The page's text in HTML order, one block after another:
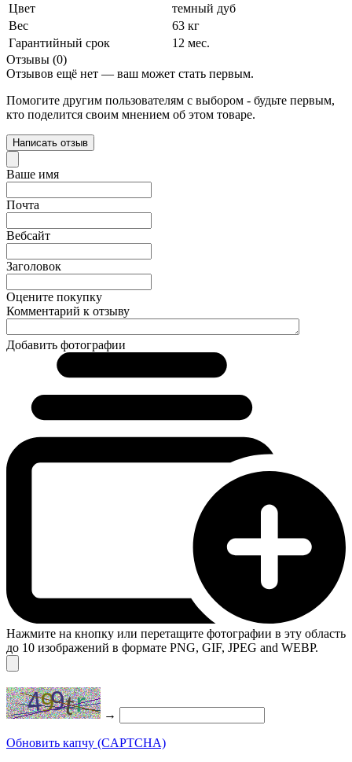
Цвет
темный дуб
Вес
63 кг
Гарантийный срок
12 мес.
Отзывы (0)
Отзывов ещё нет — ваш может стать первым.
Помогите другим пользователям с выбором - будьте первым,
кто поделится своим мнением об этом товаре.
Написать отзыв
Ваше имя
Почта
Вебсайт
Заголовок
Оцените покупку
Комментарий к отзыву
Добавить фотографии
Нажмите на кнопку или перетащите фотографии в эту область
до 10 изображений в формате PNG, GIF, JPEG and WEBP.
→
Обновить капчу (CAPTCHA)